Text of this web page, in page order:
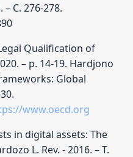
С. 276-278.
Qualification of
– p. 14-19. Hardjono
Global
www.oecd.org
in digital assets: The
L. Rev. - 2016. – Т.